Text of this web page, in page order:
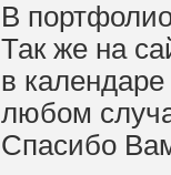
В
Так же на
в
любом
Спасибо